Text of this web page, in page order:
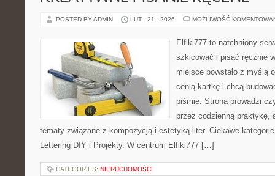
POSTED BY ADMIN LUT - 21 - 2026 MOŻLIWOŚĆ
Elfiki777 to natchniony
szkicować i pisać ręcznie
miejsce powstało z myślą
cenią kartkę i chcą
piśmie. Strona prowadzi
przez codzienną praktykę,
tematy związane z kompozycją i estetyką liter. Ciekawe
Lettering DIY i Projekty. W centrum Elfiki777 […]
CATEGORIES: NIERUCHOMOŚCI